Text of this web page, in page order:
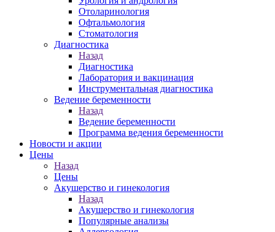
Отоларинология
Офтальмология
Стоматология
Диагностика
Назад
Диагностика
Лаборатория и вакцинация
Инструментальная диагностика
Ведение беременности
Назад
Ведение беременности
Программа ведения беременности
Новости и акции
Цены
Назад
Цены
Акушерство и гинекология
Назад
Акушерство и гинекология
Популярные анализы